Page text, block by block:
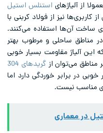
از آلیاژهای استنلس استیل
نیز از فولاد کربنی با
ساخت آن‌ها استفاده می‌کنند.
مناطق ساحلی و مرطوب بهتر
این آلیاژ مقاومت بسیار خوبی
مناطق می‌توان ازگریدهای 304
خوبی در برابر خوردگی دارد اما
مناسب نیست.
در معماری